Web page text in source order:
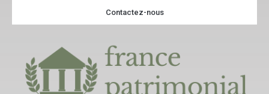
Contactez-nous